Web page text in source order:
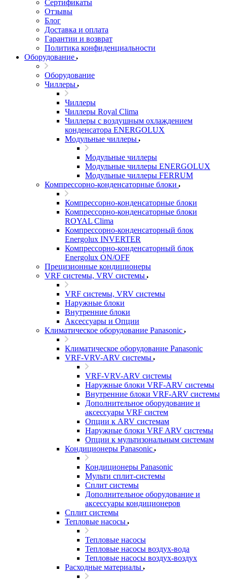
Сертификаты
Отзывы
Блог
Доставка и оплата
Гарантии и возврат
Политика конфиденциальности
Оборудование
Оборудование
Чиллеры
Чиллеры
Чиллеры Royal Clima
Чиллеры с воздушным охлаждением
конденсатора ENERGOLUX
Модульные чиллеры
Модульные чиллеры
Модульные чиллеры ENERGOLUX
Модульные чиллеры FERRUM
Компрессорно-конденсаторные блоки
Компрессорно-конденсаторные блоки
Компрессорно-конденсаторные блоки
ROYAL Clima
Компрессорно-конденсаторный блок
Energolux INVERTER
Компрессорно-конденсаторный блок
Energolux ON/OFF
Прецизионные кондиционеры
VRF системы, VRV системы
VRF системы, VRV системы
Наружные блоки
Внутренние блоки
Аксессуары и Опции
Климатическое оборудование Panasonic
Климатическое оборудование Panasonic
VRF-VRV-ARV системы
VRF-VRV-ARV системы
Наружные блоки VRF-ARV системы
Внутренние блоки VRF-ARV системы
Дополнительное оборудование и
аксессуары VRF систем
Опции к ARV системам
Наружные блоки VRF ARV системы
Опции к мультизональным системам
Кондиционеры Panasonic
Кондиционеры Panasonic
Мульти сплит-системы
Сплит системы
Дополнительное оборудование и
аксессуары кондиционеров
Сплит системы
Тепловые насосы
Тепловые насосы
Тепловые насосы воздух-вода
Тепловые насосы воздух-воздух
Расходные материалы